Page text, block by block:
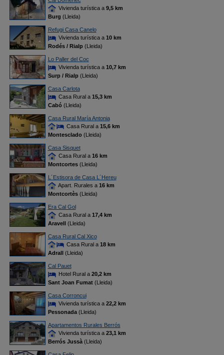
Vivienda turística a 9,5 km
Burg (Lleida)
Refugi Casa Canelo
Vivienda turística a 10 km
Rodés / Rialp(Lleida)
Lo Paller del Coc
Vivienda turística a 10,7 km
Surp / Rialp(Lleida)
Casa Carlota
Casa Rural a 15,3 km
Cabó(Lleida)
Casa Rural María Antonia
Casa Rural a 15,6 km
Montesclado(Lleida)
Casa Sisquet
Casa Rural a 16 km
Montcortes(Lleida)
L´Estisora de Casa L´Hereu
Apart. Rurales a 16 km
Montcortès(Lleida)
Era Cal Gol
Casa Rural a 17,4 km
Aravell(Lleida)
Casa Rural Cal Xico
Casa Rural a 18 km
Adrall(Lleida)
Cal Pauet
Hotel Rural a 20,2 km
Sant Joan Fumat(Lleida)
Casa Corroncui
Vivienda turística a 22,2 km
Pessonada(Lleida)
Apartamentos Rurales Berrós
Vivienda turística a 23,1 km
Berrós Jussà(Lleida)